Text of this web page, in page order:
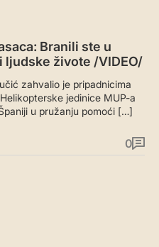
Branili ste u
živote /VIDEO/
zahvalio je pripadnicima
jedinice MUP-a
u pružanju pomoći […]
0